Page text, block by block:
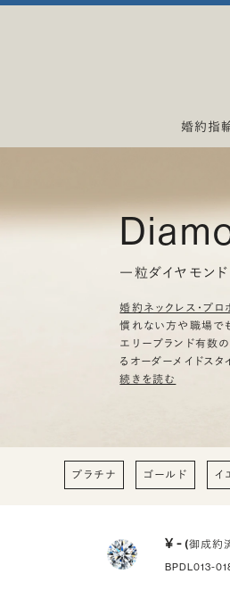
婚約指
一粒ダイヤモン
婚約ネックレス・プロ
慣れない方や職場で
エリーブランド有数
るオーダーメイドスタ
続きを読む
プラチナ ゴールド イ
¥ - (御成約
BPDL013-